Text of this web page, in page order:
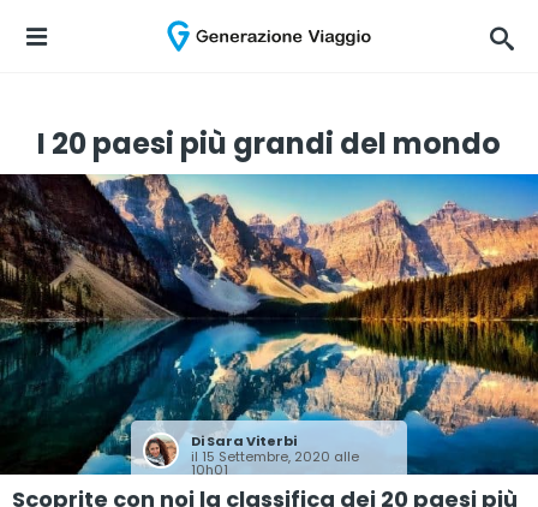
I 20 paesi più grandi del mondo
DiSara Viterbi
il 15 Settembre, 2020 alle
10h01
Scoprite con noi la classifica dei 20 paesi più